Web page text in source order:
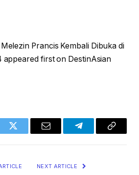
Prancis Kembali Dibuka di
appeared first on DestinAsian
Twitter Email TelegramCopy
NEXT ARTICLE